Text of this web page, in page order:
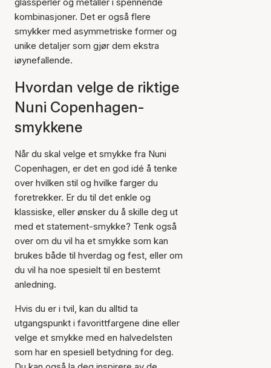
kombinasjoner. Det er også flere
smykker med asymmetriske former og
unike detaljer som gjør dem ekstra
iøynefallende.
Hvordan velge de riktige
Nuni Copenhagen-
smykkene
Når du skal velge et smykke fra Nuni
Copenhagen, er det en god idé å tenke
over hvilken stil og hvilke farger du
foretrekker. Er du til det enkle og
klassiske, eller ønsker du å skille deg ut
med et statement-smykke? Tenk også
over om du vil ha et smykke som kan
brukes både til hverdag og fest, eller om
du vil ha noe spesielt til en bestemt
anledning.
Hvis du er i tvil, kan du alltid ta
utgangspunkt i favorittfargene dine eller
velge et smykke med en halvedelsten
som har en spesiell betydning for deg.